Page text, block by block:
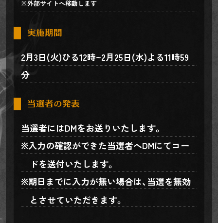
※外部サイトへ移動します
実施期間
2月3日(火)ひる12時~2月25日(水)よる11時59
分
当選者の発表
当選者にはDMをお送りいたします。
入力の確認ができた当選者へDMにてコー
ドを送付いたします。
期日までに入力が無い場合は、当選を無効
とさせていただきます。